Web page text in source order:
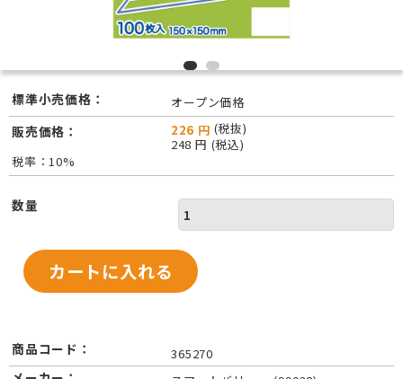
標準小売価格： オープン価格
販売価格： 226 円 (税抜)
248 円 (税込)
税率：10%
数量
商品コード： 365270